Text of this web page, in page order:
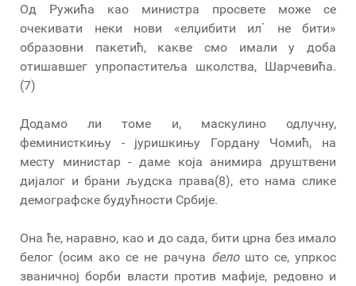
Од Ружића као министра просвете може се
очекивати неки нови «елџибити ил` не бити»
образовни пакетић, какве смо имали у доба
отишавшег упропаститеља школства, Шарчевића.
(7)
Додамо ли томе и, маскулино одлучну,
феминисткињу - јуришкињу Гордану Чомић, на
месту министар - даме која анимира друштвени
дијалог и брани људска права(8), ето нама слике
демографске будућности Србије.
Она ће, наравно, као и до сада, бити црна без имало
белог (осим ако се не рачуна белошто се, упркос
званичној борби власти против мафије, редовно и